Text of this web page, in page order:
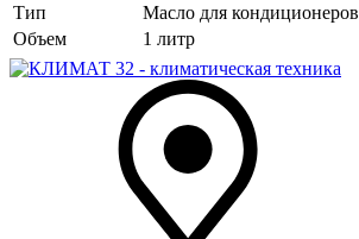
Тип
Масло для кондиционеров
Объем
1 литр